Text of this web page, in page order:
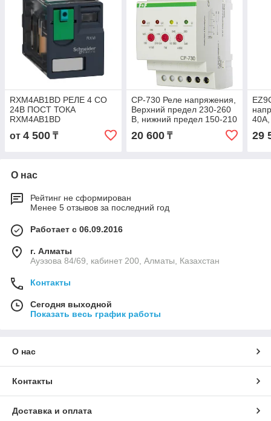
RXM4AB1BD РЕЛЕ 4 CO
24В ПОСТ ТОКА
RXM4AB1BD
от 4 500 ₸
CP-730 Реле напряжения,
Верхний предел 230-260
В, нижний предел 150-210
В, контакт 1Р, 8 А.
20 600₸ 29
О нас
Рейтинг не сформирован
Менее 5 отзывов за последний год
Работает с 06.09.2016
г. Алматы
Ауэзова 84/69, кабинет 200, Алматы, Казахстан
Контакты
Сегодня выходной
Показать весь график работы
О нас
Контакты
Доставка и оплата